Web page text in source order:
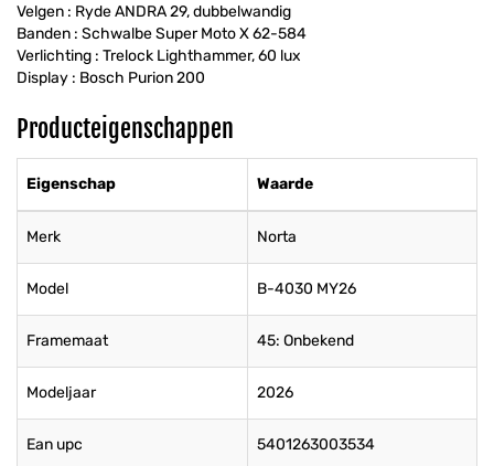
Velgen : Ryde ANDRA 29, dubbelwandig
Banden : Schwalbe Super Moto X 62-584
Verlichting : Trelock Lighthammer, 60 lux
Display : Bosch Purion 200
Producteigenschappen
Eigenschap Waarde
Merk Norta
Model B-4030 MY26
Framemaat 45: Onbekend
Modeljaar 2026
Ean upc 5401263003534